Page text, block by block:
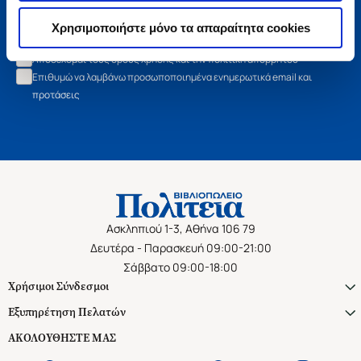
Χρησιμοποιήστε μόνο τα απαραίτητα cookies
Αποδέχομαι τους όρους χρήσης και την πολιτική απορρήτου
Επιθυμώ να λαμβάνω προσωποποιημένα ενημερωτικά email και
προτάσεις
Ασκληπιού 1-3, Αθήνα 106 79
Δευτέρα - Παρασκευή 09:00-21:00
Σάββατο 09:00-18:00
Χρήσιμοι Σύνδεσμοι
Εξυπηρέτηση Πελατών
ΑΚΟΛΟΥΘΗΣΤΕ ΜΑΣ